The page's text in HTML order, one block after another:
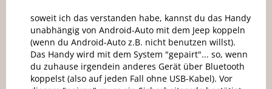
soweit ich das verstanden habe, kannst du das Handy
unabhängig von Android-Auto mit dem Jeep koppeln
(wenn du Android-Auto z.B. nicht benutzen willst).
Das Handy wird mit dem System "gepairt"... so, wenn
du zuhause irgendein anderes Gerät über Bluetooth
koppelst (also auf jeden Fall ohne USB-Kabel). Vor